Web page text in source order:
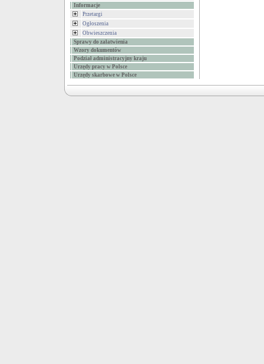
Informacje
Przetargi
Ogłoszenia
Obwieszczenia
Sprawy do załatwienia
Wzory dokumentów
Podział administracyjny kraju
Urzędy pracy w Polsce
Urzędy skarbowe w Polsce